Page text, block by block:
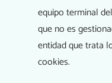
equipo terminal
que no es
entidad que trata
cookies.